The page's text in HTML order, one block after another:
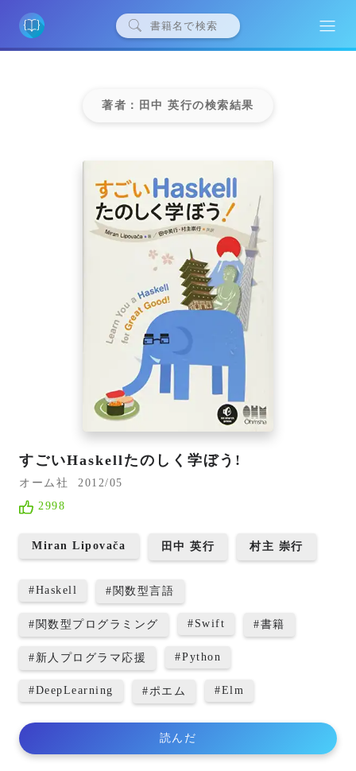
著者：田中 英行の検索結果
すごいHaskellたのしく学ぼう!
オーム社
2012/05
2998
Miran Lipovača 田中 英行 村主 崇行
#Haskell # 関数型言語
# 関数型プログラミング # Swift #書籍
# 新人プログラマ応援 #Python
#DeepLearning # ポエム #Elm
読んだ